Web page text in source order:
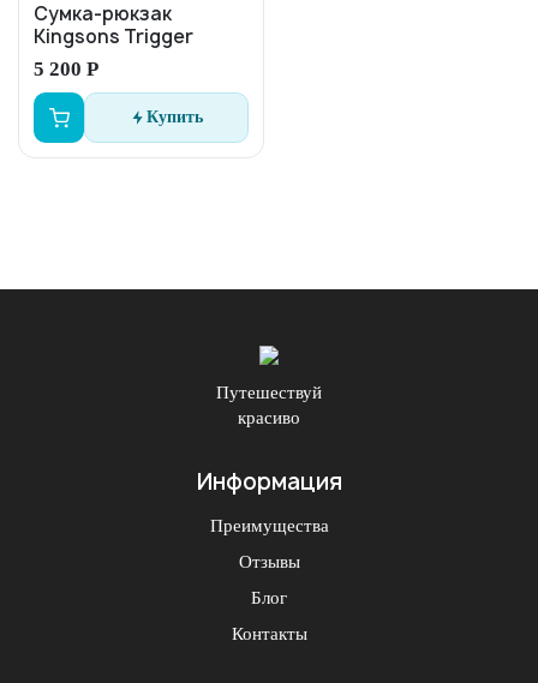
Сумка-рюкзак
Kingsons Trigger
5 200 Р
Купить
Путешествуй
красиво
Информация
Преимущества
Отзывы
Блог
Контакты